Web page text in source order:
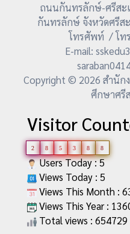
ถนนกันทรลักษ์-ศรีสะ
กันทรลักษ์ จังหวัดศรีส
โทรศัพท์ / โท
E-mail:
Copyright © 2026 สำนั
ศึกษาศรี
Visitor
2 8 5 3 8 8
Users Today : 5
Views Today : 5
Views This Month :
Views This Year :
Total views : 654729